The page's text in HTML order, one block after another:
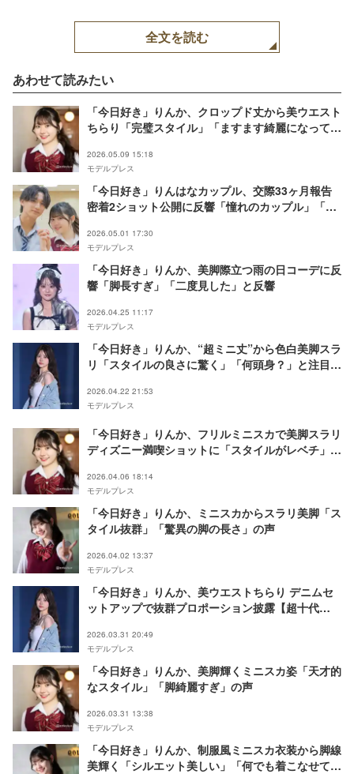
全文を読む
あわせて読みたい
「今日好き」りんか、クロップド丈から美ウエスト
ちらり「完璧スタイル」「ますます綺麗になって
2026.05.09 15:18
モデルプレス
「今日好き」りんはなカップル、交際33ヶ月報告
密着2ショット公開に反響「憧れのカップル」「ラ
2026.05.01 17:30
モデルプレス
「今日好き」りんか、美脚際立つ雨の日コーデに反
響「脚長すぎ」「二度見した」と反響
2026.04.25 11:17
モデルプレス
「今日好き」りんか、“超ミニ丈”から色白美脚スラ
リ「スタイルの良さに驚く」「何頭身？」と注目集
2026.04.22 21:53
モデルプレス
「今日好き」りんか、フリルミニスカで美脚スラリ
ディズニー満喫ショットに「スタイルがレベチ」
2026.04.06 18:14
モデルプレス
「今日好き」りんか、ミニスカからスラリ美脚「ス
タイル抜群」「驚異の脚の長さ」の声
2026.04.02 13:37
モデルプレス
「今日好き」りんか、美ウエストちらり デニムセ
ットアップで抜群プロポーション披露【超十代
2026.03.31 20:49
モデルプレス
「今日好き」りんか、美脚輝くミニスカ姿「天才的
なスタイル」「脚綺麗すぎ」の声
2026.03.31 13:38
モデルプレス
「今日好き」りんか、制服風ミニスカ衣装から脚線
美輝く「シルエット美しい」「何でも着こなせて天